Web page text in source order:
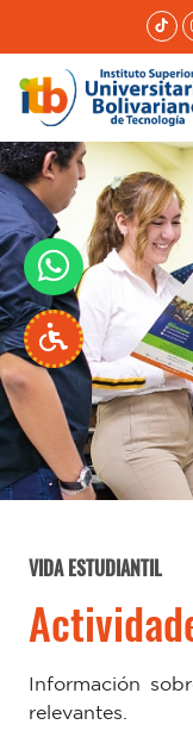
VIDA ESTUDIANTIL
Información
relevantes.